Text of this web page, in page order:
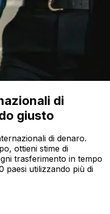
di
giusto
di denaro.
ottieni stime di
trasferimento in tempo
paesi utilizzando più di